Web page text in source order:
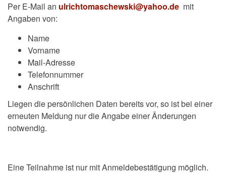
Per E-Mail an ulrichtomaschewski@yahoo.de mit
Angaben von:
Name
Vorname
Mail-Adresse
Telefonnummer
Anschrift
Liegen die persönlichen Daten bereits vor, so ist bei einer
erneuten Meldung nur die Angabe einer Änderungen
notwendig.
Eine Teilnahme ist nur mit Anmeldebestätigung möglich.